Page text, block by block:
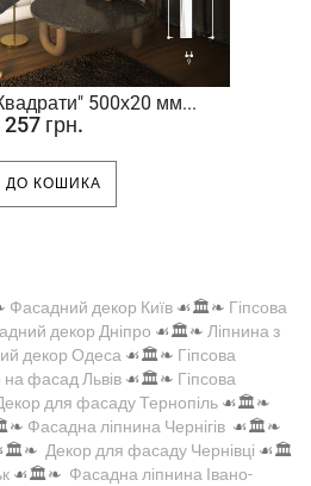
500х20 мм...
257 грн.
ДО КОШИКА
Фасадний декор Київ ☙🏛️❧ Гіпсова
декор Дніпро ☙🏛️❧ Ліпнина з
декор Одеса ☙🏛️❧ Гіпсова
на фасад Львів ☙🏛️❧ Гіпсова
для фасаду Тернопіль ☙🏛️❧
Фасадна ліпнина Чернігів ☙🏛️❧
Декор для фасаду Чернівці ☙🏛️
☙🏛️❧ Фасадна ліпнина Івано-